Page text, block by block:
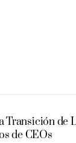
Transición de
de CEOs